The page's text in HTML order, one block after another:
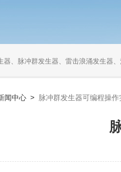
冲群发生器、雷击浪涌发生器、汽车干扰模拟器、组
闻中心 > 脉冲群发生器可编程操